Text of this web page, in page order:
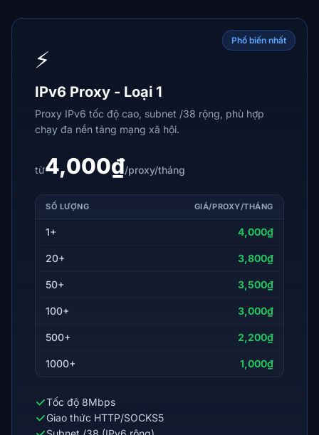
Phổ biến nhất
⚡
IPv6 Proxy - Loại 1
Proxy IPv6 tốc độ cao, subnet /38 rộng, phù hợp
chạy đa nền tảng mạng xã hội.
từ4,000₫/proxy/tháng
SỐ LƯỢNG GIÁ/PROXY/THÁNG
1+ 4,000₫
20+ 3,800₫
50+ 3,500₫
100+ 3,000₫
500+ 2,200₫
1000+ 1,000₫
Tốc độ 8Mbps
Giao thức HTTP/SOCKS5